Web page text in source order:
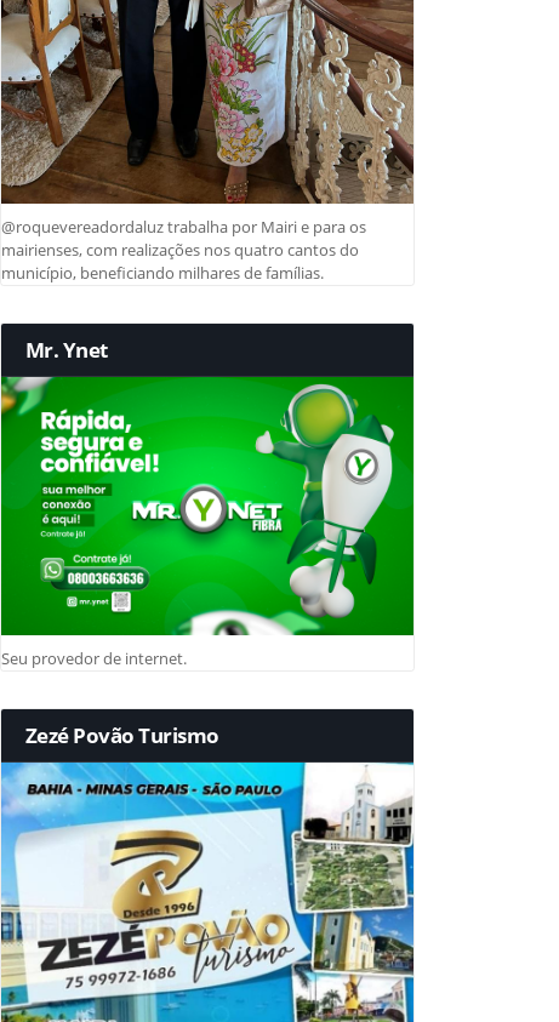
@roquevereadordaluz trabalha por Mairi e para os
mairienses, com realizações nos quatro cantos do
município, beneficiando milhares de famílias.
Mr. Ynet
Seu provedor de internet.
Zezé Povão Turismo